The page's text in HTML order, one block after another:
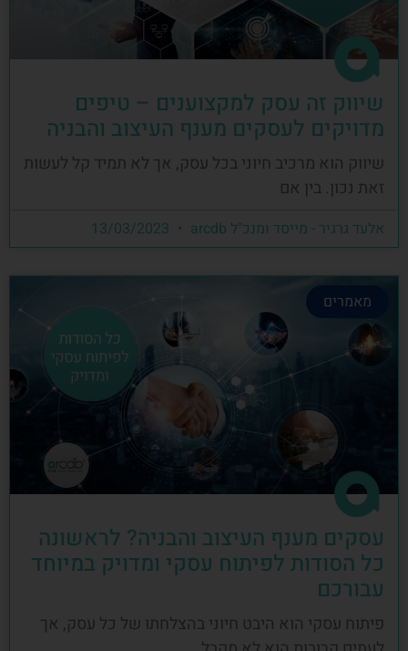
שיווק זה עסק למקצוענים – טיפים
מדויקים לעסקים מענף העיצוב והבניה
שיווק הוא מרכיב חיוני בכל עסק, אך לא תמיד קל לעשות
זאת נכון. בין אם
אלעד גרגיר - מייסד ומנכ"ל arcdb
מאמרים
עסקים מענף העיצוב והבניה? לראשונה
כל הסודות לפיתוח עסקי ומדויק במיוחד
עבורכם
פיתוח עסקי הוא היבט חיוני בהצלחתו של כל עסק, אך